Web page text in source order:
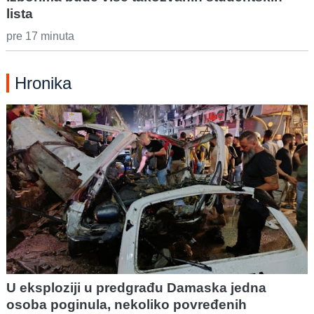
lista
pre 17 minuta
Hronika
U eksploziji u predgrađu Damaska jedna
osoba poginula, nekoliko povređenih